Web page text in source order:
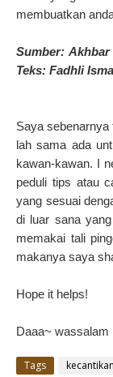
membuatkan
Sumber:
Teks: Fadhli
Saya sebenarnya
lah sama ada
kawan-kawan. I
peduli tips atau
yang sesuai
di luar sana
memakai tali
makanya saya
Hope it helps!
Daaa~ wassalam
Tags kecantikan